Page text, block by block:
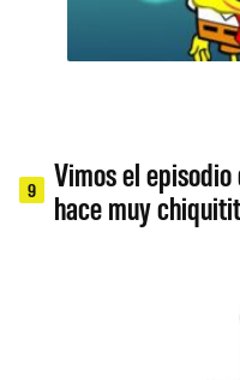
9
Vimos el episodio
hace muy